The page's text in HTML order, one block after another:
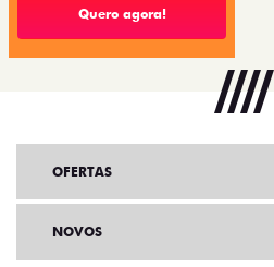
Quero agora!
OFERTAS
NOVOS